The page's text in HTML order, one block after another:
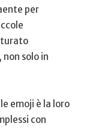
per⁤
solo in
emoji è ‍la⁢ loro
con